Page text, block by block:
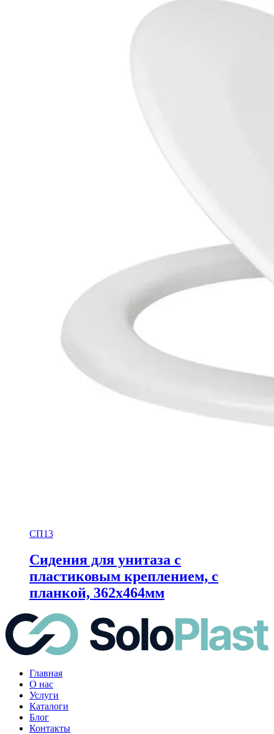
СП13
Сидения для унитаза с
пластиковым креплением, с
планкой, 362х464мм
Главная
О нас
Услуги
Каталоги
Блог
Контакты